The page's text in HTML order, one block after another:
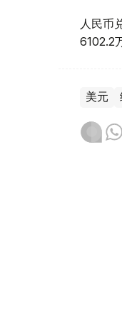
人民币
6102.2
美元